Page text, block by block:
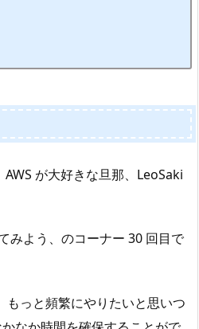
が大好きな旦那、LeoSaki
みよう、のコーナー 30 回目で
もっと頻繁にやりたいと思いつ